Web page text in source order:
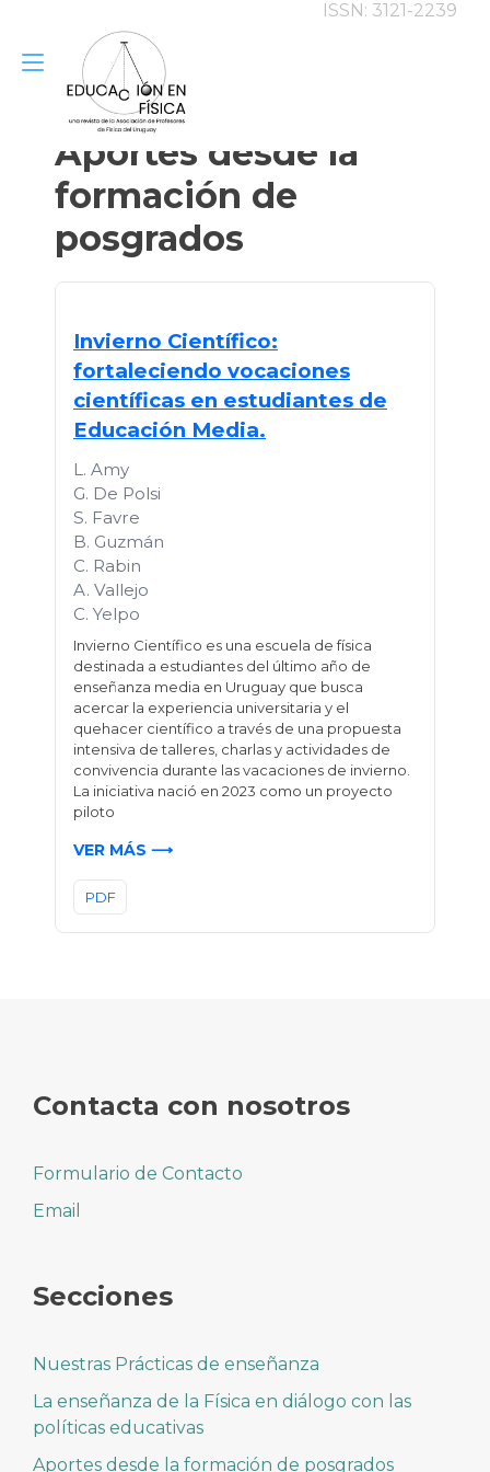
ISSN: 3121-2239
Alternar
navegación
Aportes desde la
formación de
posgrados
Invierno Científico:
fortaleciendo vocaciones
científicas en estudiantes de
Educación Media.
L. Amy
G. De Polsi
S. Favre
B. Guzmán
C. Rabin
A. Vallejo
C. Yelpo
Invierno Científico es una escuela de física
destinada a estudiantes del último año de
enseñanza media en Uruguay que busca
acercar la experiencia universitaria y el
quehacer científico a través de una propuesta
intensiva de talleres, charlas y actividades de
convivencia durante las vacaciones de invierno.
La iniciativa nació en 2023 como un proyecto
piloto
VER MÁS ⟶
PDF
Contacta con nosotros
Formulario de Contacto
Email
Secciones
Nuestras Prácticas de enseñanza
La enseñanza de la Física en diálogo con las
políticas educativas
Aportes desde la formación de posgrados